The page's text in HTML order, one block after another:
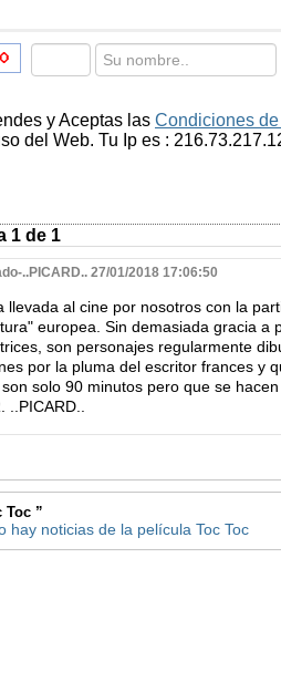
y Aceptas las Condiciones
del Web. Tu Ip es :
1 de 1
..PICARD.. 27/01/2018 17:06:50
llevada al cine por nosotros con la
europea. Sin demasiada gracia a
son personajes regularmente
por la pluma del escritor frances y
solo 90 minutos pero que se
..PICARD..
Toc ”
hay noticias de la película Toc Toc